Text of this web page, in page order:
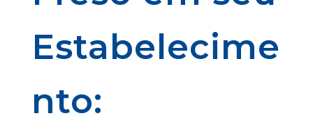
Estabelecime
nto: